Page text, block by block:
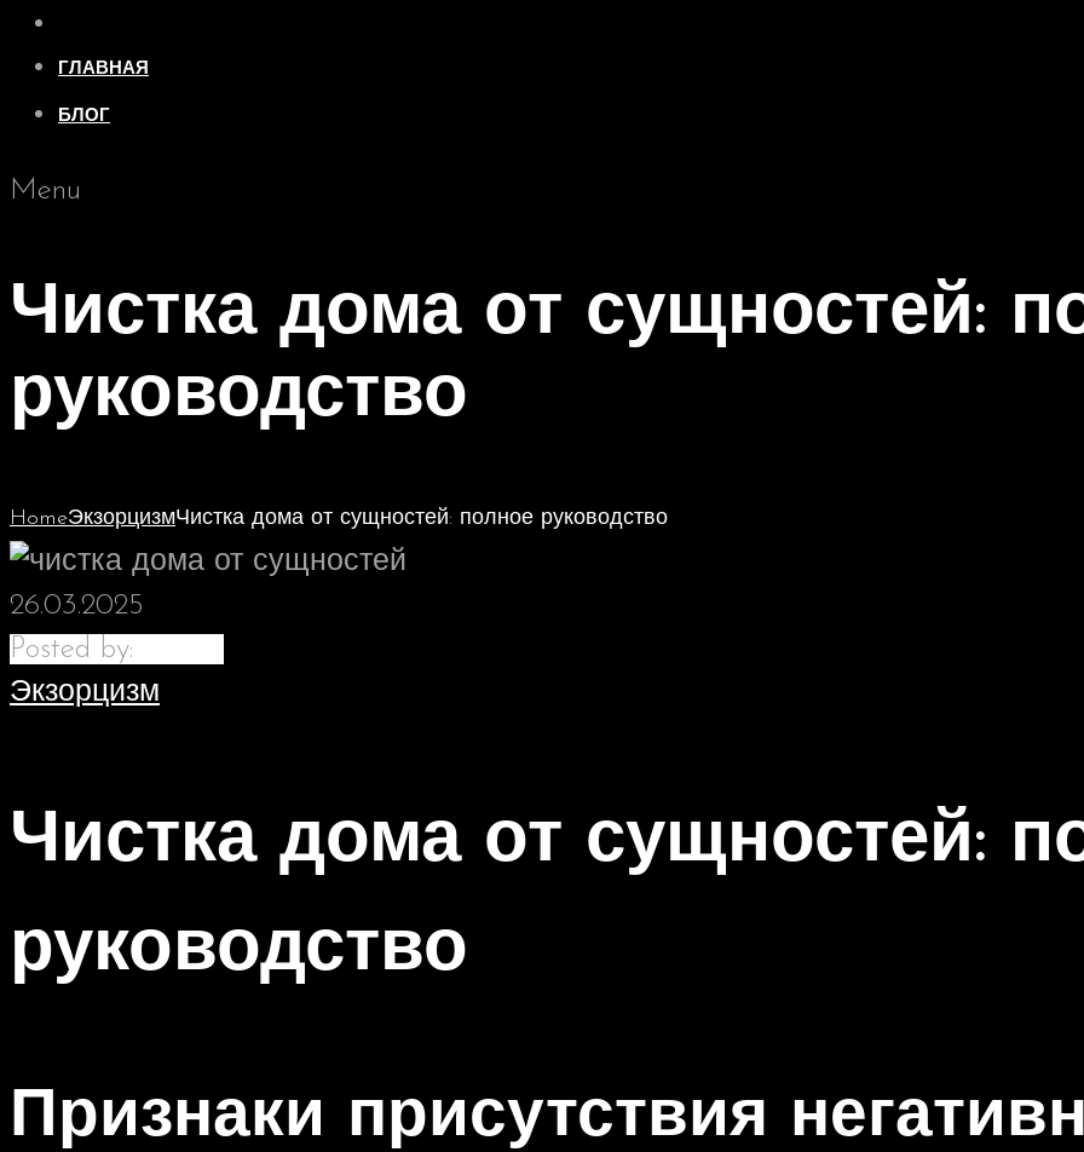
ГЛАВНАЯ
БЛОГ
Menu
Чистка дома от сущностей:
руководство
HomeЭкзорцизмЧистка дома от сущностей: полное руководство
26.03.2025
Posted by:
Экзорцизм
Чистка дома от сущностей:
руководство
Признаки присутствия